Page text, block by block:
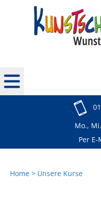
Mo.,
Per
Home Unsere Kurse